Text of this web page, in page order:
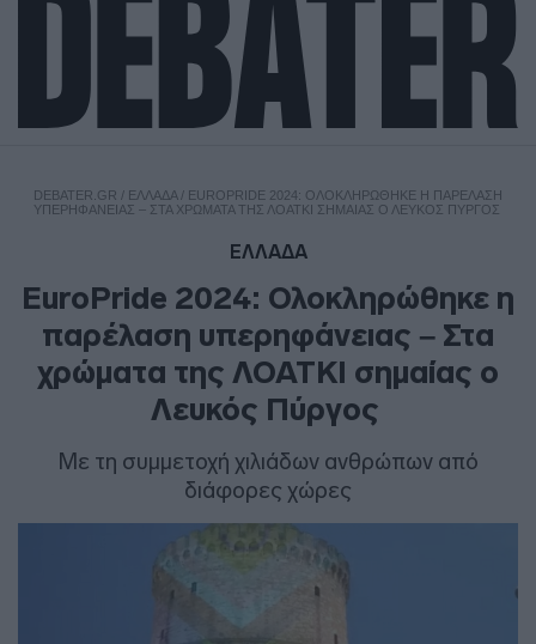
DEBATER.GR / ΕΛΛΑΔΑ/ EUROPRIDE 2024: ΟΛΟΚΛΗΡΏΘΗΚΕ Η ΠΑΡΈΛΑΣΗ
ΥΠΕΡΗΦΆΝΕΙΑΣ – ΣΤΑ ΧΡΏΜΑΤΑ ΤΗΣ ΛΟΑΤΚΙ ΣΗΜΑΊΑΣ Ο ΛΕΥΚΌΣ ΠΎΡΓΟΣ
ΕΛΛΑΔΑ
EuroPride 2024: Ολοκληρώθηκε η
παρέλαση υπερηφάνειας – Στα
χρώματα της ΛΟΑΤΚΙ σημαίας ο
Λευκός Πύργος
Με τη συμμετοχή χιλιάδων ανθρώπων από
διάφορες χώρες